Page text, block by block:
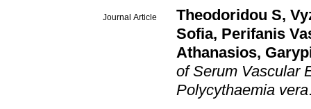
Journal Article Theodoridou S,
Sofia, Perifanis
Athanasios,
of Serum Vascular
Polycythaemia vera